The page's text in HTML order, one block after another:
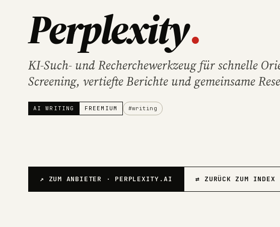
Perplexity.
KI-Such- und Recherchewerkzeug für schnelle
Screening, vertiefte Berichte und gemeinsame
AI WRITING FREEMIUM #writing
↗ ZUM ANBIETER · PERPLEXITY.AI ⇄ ZURÜCK ZUM INDEX